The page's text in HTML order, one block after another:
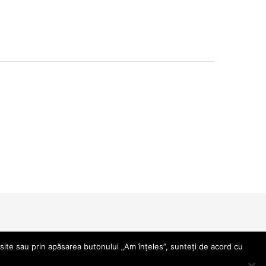
sau prin apăsarea butonului „Am înțeles”, sunteți de acord cu